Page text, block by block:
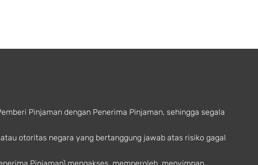
Pinjaman dengan Penerima Pinjaman, sehingga segala
otoritas negara yang bertanggung jawab atas risiko gagal